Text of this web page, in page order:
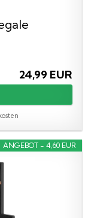
24,99 EUR
ANGEBOT - 4,60 EUR